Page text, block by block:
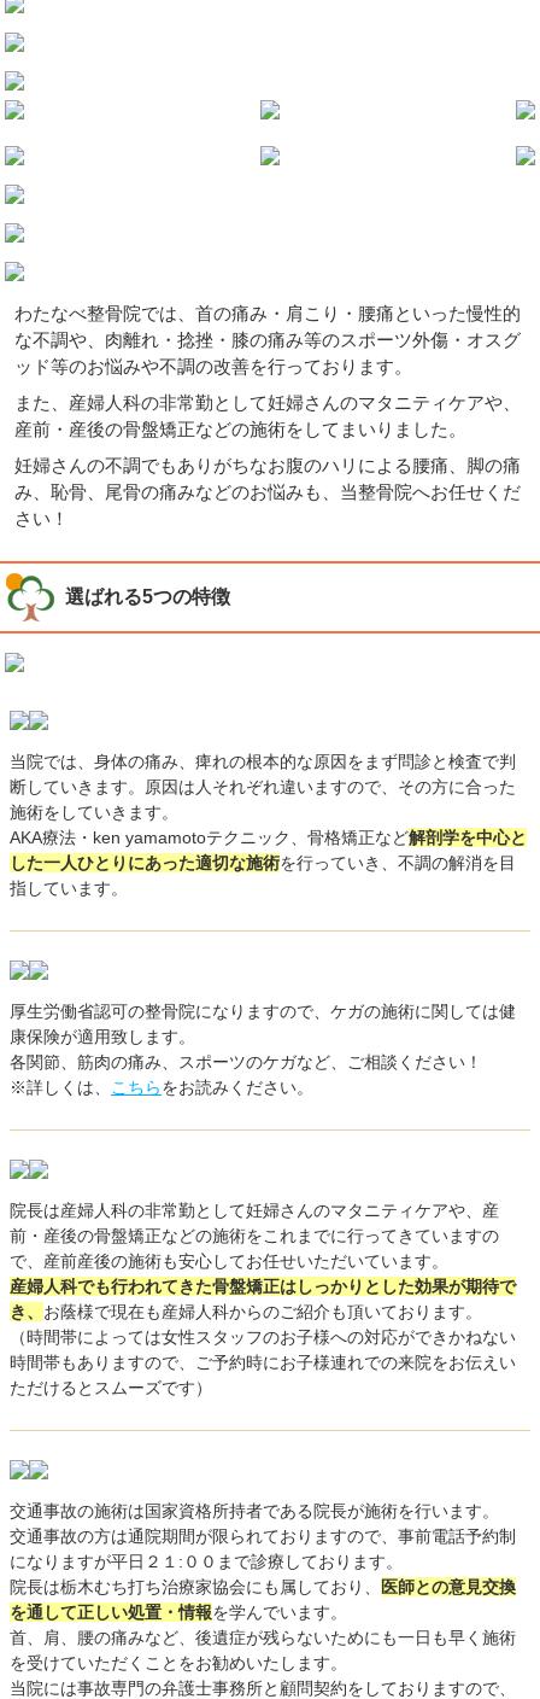
個人的にここに通って良かったと思っています。
わたなべ整骨院では、首の痛み・肩こり・腰痛といった慢性的
な不調や、肉離れ・捻挫・膝の痛み等のスポーツ外傷・オスグ
ッド等のお悩みや不調の改善を行っております。
また、産婦人科の非常勤として妊婦さんのマタニティケアや、
産前・産後の骨盤矯正などの施術をしてまいりました。
妊婦さんの不調でもありがちなお腹のハリによる腰痛、脚の痛
み、恥骨、尾骨の痛みなどのお悩みも、当整骨院へお任せくだ
さい！
選ばれる5つの特徴
当院では、身体の痛み、痺れの根本的な原因をまず問診と検査で判
断していきます。原因は人それぞれ違いますので、その方に合った
施術をしていきます。
AKA療法・ken yamamotoテクニック、骨格矯正など解剖学を中心と
した一人ひとりにあった適切な施術を行っていき、不調の解消を目
指しています。
厚生労働省認可の整骨院になりますので、ケガの施術に関しては健
康保険が適用致します。
各関節、筋肉の痛み、スポーツのケガなど、ご相談ください！
※詳しくは、
こちらをお読みください。
院長は産婦人科の非常勤として妊婦さんのマタニティケアや、産
前・産後の骨盤矯正などの施術をこれまでに行ってきていますの
で、産前産後の施術も安心してお任せいただいています。
産婦人科でも行われてきた骨盤矯正はしっかりとした効果が期待で
き、 お蔭様で現在も産婦人科からのご紹介も頂いております。
（時間帯によっては女性スタッフのお子様への対応ができかねない
時間帯もありますので、ご予約時にお子様連れでの来院をお伝えい
ただけるとスムーズです）
交通事故の施術は国家資格所持者である院長が施術を行います。
交通事故の方は通院期間が限られておりますので、事前電話予約制
になりますが平日２１:００まで診療しております。
院長は栃木むち打ち治療家協会にも属しており、
医師との意見交換
を通して正しい処置・情報を学んでいます。
首、肩、腰の痛みなど、後遺症が残らないためにも一日も早く施術
を受けていただくことをお勧めいたします。
当院には事故専門の弁護士事務所と顧問契約をしておりますので、